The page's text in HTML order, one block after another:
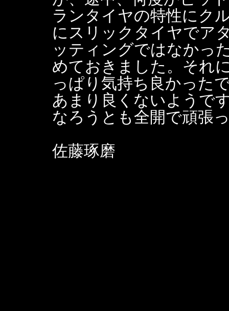
ランタイヤの特性にク
にスリックタイヤでア
ッティングではなかっ
めておきました。それ
っぱり気持ち良かった
あまり良くないようで
なろうとも全開で頑張
佐藤琢磨